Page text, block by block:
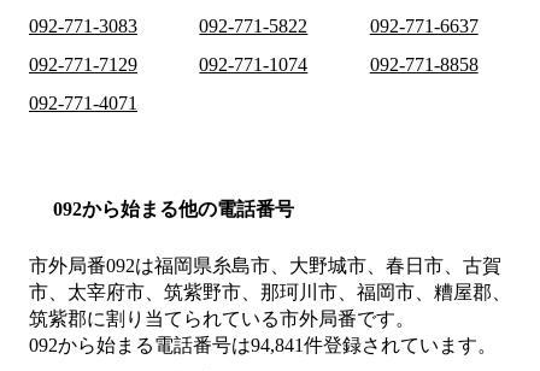
092-771-3083
092-771-5822
092-771-6637
092-771-7129
092-771-1074
092-771-8858
092-771-4071
092から始まる他の電話番号
市外局番092は福岡県糸島市、大野城市、春日市、古賀
市、太宰府市、筑紫野市、那珂川市、福岡市、糟屋郡、
筑紫郡に割り当てられている市外局番です。
092から始まる電話番号は94,841件登録されています。